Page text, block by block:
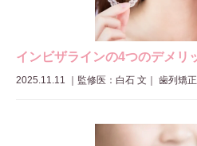
インビザラインの4つのデメリ
2025.11.11 ｜ 監修医：白石 文 ｜ 歯列矯